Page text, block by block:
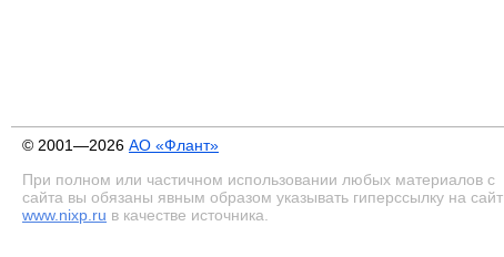
© 2001—2026 АО «Флант»
При полном или частичном использовании любых материалов с
сайта вы обязаны явным образом указывать гиперссылку на сайт
www.nixp.ru в качестве источника.